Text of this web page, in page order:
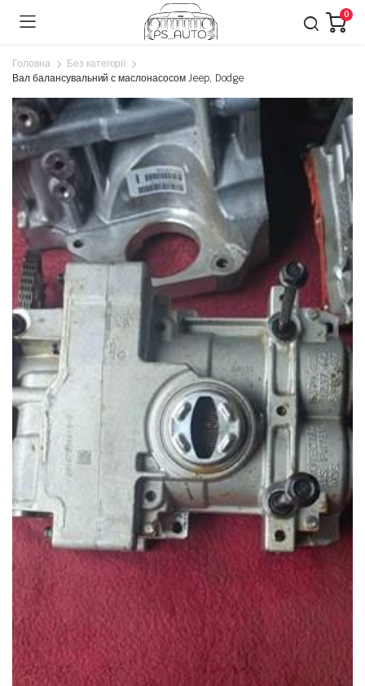
0
Головна
Без категорії
Вал балансувальний с маслонасосом Jeep, Dodge